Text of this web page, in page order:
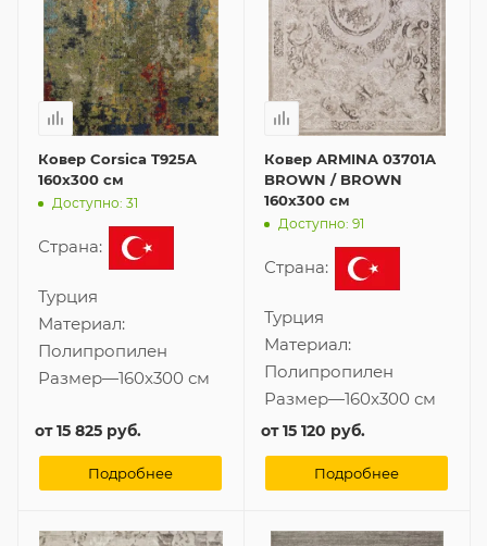
Ковер Corsica T925A
160x300 см
Доступно: 31
Страна:
Турция
Материал:
Полипропилен
Размер—160x300 см
от15 825 руб.
Подробнее
Ковер ARMINA 03701A
BROWN / BROWN
160x300 см
Доступно: 91
Страна:
Турция
Материал:
Полипропилен
Размер—160x300 см
от15 120 руб.
Подробнее